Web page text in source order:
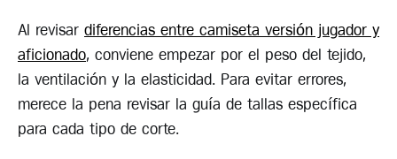
Al revisar diferencias entre camiseta versión jugador y
aficionado, conviene empezar por el peso del tejido,
la ventilación y la elasticidad. Para evitar errores,
merece la pena revisar la guía de tallas específica
para cada tipo de corte.